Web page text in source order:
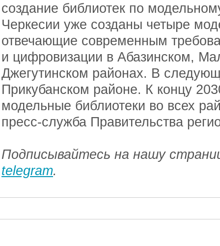
создание библиотек по
Черкесии уже созданы четыре
отвечающие современным
и цифровизации в Абазинском,
Джегутинском районах. В
Прикубанском районе. К концу
модельные библиотеки во всех
пресс-служба Правительства
Подписывайтесь на нашу
telegram.